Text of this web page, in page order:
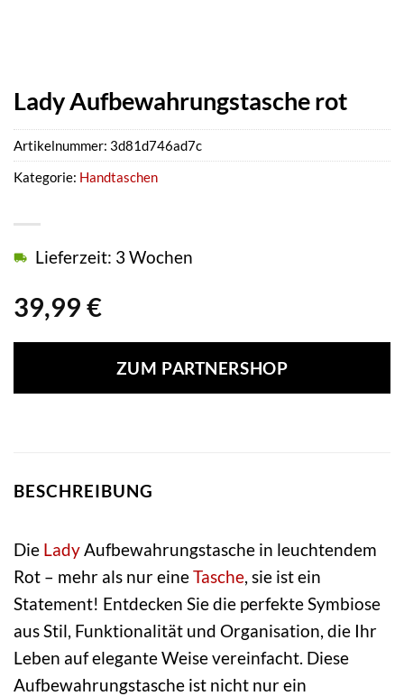
Lady Aufbewahrungstasche rot
39,99 €
Lieferzeit: 3 Wochen
ZUM PARTNERSHOP
Artikelnummer: 3d81d746ad7c
Kategorie: Handtaschen
BESCHREIBUNG
Die LadyAufbewahrungstasche in leuchtendem
Rot – mehr als nur eineTasche, sie ist ein
Statement! Entdecken Sie die perfekte Symbiose
aus Stil, Funktionalität und Organisation, die Ihr
Leben auf elegante Weise vereinfacht. Diese
Aufbewahrungstasche ist nicht nur ein